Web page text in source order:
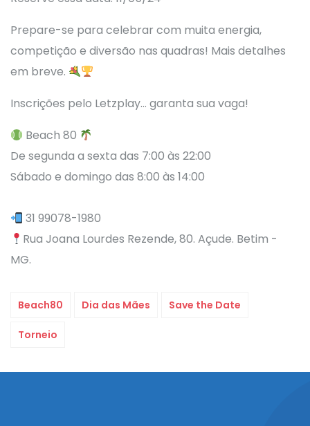
Prepare-se para celebrar com muita energia,
competição e diversão nas quadras! Mais detalhes
em breve.
Inscrições pelo Letzplay… garanta sua vaga!
Beach 80
De segunda a sexta das 7:00 às 22:00⠀⠀
Sábado e domingo das 8:00 às 14:00⠀⠀
31 99078-1980⠀⠀
Rua Joana Lourdes Rezende, 80. Açude. Betim -
MG.⠀⠀
Beach80 Dia das Mães Save the Date
Torneio